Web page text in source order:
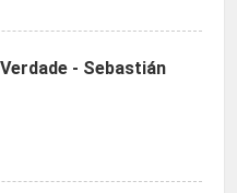
é:
- Sebastián